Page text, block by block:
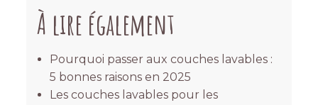
À lire également
Pourquoi passer aux couches lavables :
5 bonnes raisons en 2025
Les couches lavables pour les